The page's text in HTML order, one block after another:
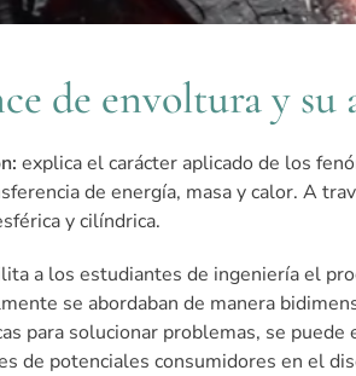
de envoltura y su
explica el carácter aplicado de los
de energía, masa y calor. A
y cilíndrica.
a los estudiantes de ingeniería el
se abordaban de manera
para solucionar problemas, se puede
de potenciales consumidores en el